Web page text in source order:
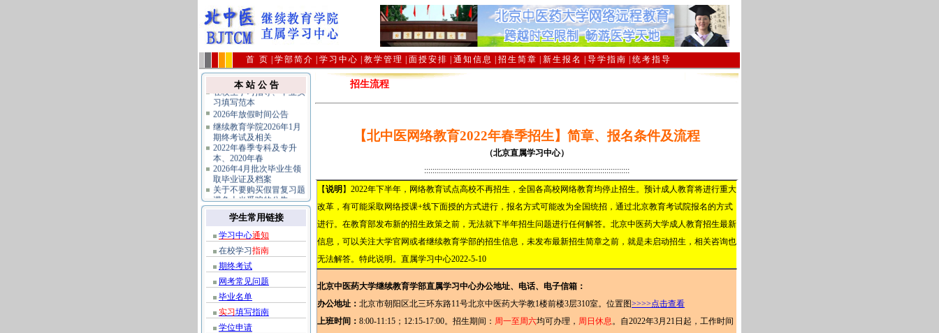
首 页 学部简介 学习中心 教学管理 面授安排 通知信息 招生简章 新生报名 导学指南 统考指导
本 站 公 告
在校生学习指导、毕业实
习填写范本
2026年放假时间公告
继续教育学院2026年1月
期终考试及相关
2022年春季专科及专升
本、2020年春
2026年4月批次毕业生领
取毕业证及档案
关于不要购买假冒复习题
避免上当受骗的公告
公共课统考报名及相关规
定指南
学生常用链接
学习中心通知
在校学习 指南
期终考试
网考常见问题
毕业名单
实习 填写指南
学位申请
招生流程
【北中医网络教育2022年春季招生】 简章、报名条件及流程
（北京直属学习中心）
::::::::::::::::::::::::::::::::::::::::::::::::::::::::::::::::::::::::::::::::::::::::::::::::::
【说明 】2022年下半年，网络教育试点高校不再招生，全国各高校网络教育均停止招生。预计成人教育将进行重大
改革，有可能采取网络授课+线下面授的方式进行，报名方式可能改为全国统招，通过北京教育考试院报名的方式
进行。在教育部发布新的招生政策之前，无法就下半年招生问题进行任何解答。北京中医药大学成人教育招生最新
信息，可以关注大学官网或者继续教育学部的招生信息，未发布最新招生简章之前，就是未启动招生，相关咨询也
无法解答。特此说明。直属学习中心2022-5-10
北京中医药大学继续教育学部直属学习中心办公地址、电话、电子信箱：
办公地址： 北京市朝阳区北三环东路11号北京中医药大学教1楼前楼3层310室。位置图>>>>点击查看
上班时间： 8:00-11:15；12:15-17:00。招生期间： 周一至周六均可办理， 周日休息。自2022年3月21日起，工作时间